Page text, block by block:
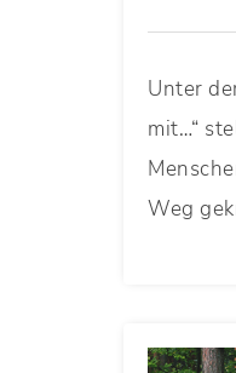
Unter
mit…“
Weg